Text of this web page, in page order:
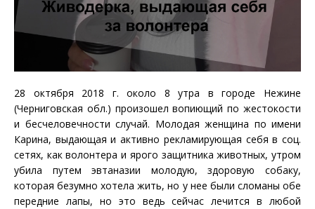
28 октября 2018 г. около 8 утра в городе Нежине
(Черниговская обл.) произошел вопиющий по жестокости
и бесчеловечности случай. Молодая женщина по имени
Карина, выдающая и активно рекламирующая себя в соц.
сетях, как волонтера и ярого защитника животных, утром
убила путем эвтаназии молодую, здоровую собаку,
которая безумно хотела жить, но у нее были сломаны обе
передние лапы, но это ведь сейчас лечится в любой